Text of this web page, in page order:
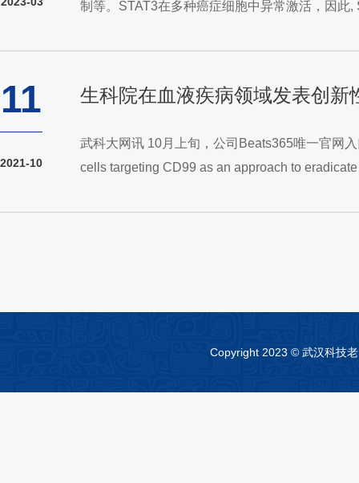
制等。STAT3在多种癌症细胞中异常激活，因此
11
2021-10
生科院在血液疾病领域发表创新
武科大网讯 10月上旬，公司Beats365唯一官网
cells targeting CD99 as an approach to
Copyright 2023 © 武汉科技